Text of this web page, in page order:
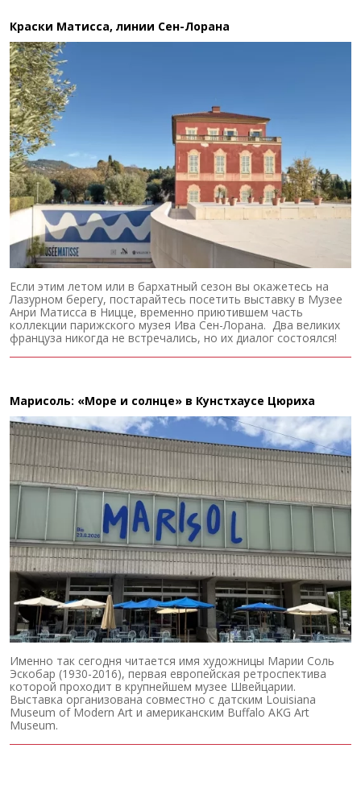
Краски Матисса, линии Сен-Лорана
Если этим летом или в бархатный сезон вы окажетесь на
Лазурном берегу, постарайтесь посетить выставку в Музее
Анри Матисса в Ницце, временно приютившем часть
коллекции парижского музея Ива Сен-Лорана. Два великих
француза никогда не встречались, но их диалог состоялся!
Марисоль: «Море и солнце» в Кунстхаусе Цюриха
Именно так сегодня читается имя художницы Марии Соль
Эскобар (1930-2016), первая европейская ретроспектива
которой проходит в крупнейшем музее Швейцарии.
Выставка организована совместно с датским Louisiana
Museum of Modern Art и американским Buffalo AKG Art
Museum.